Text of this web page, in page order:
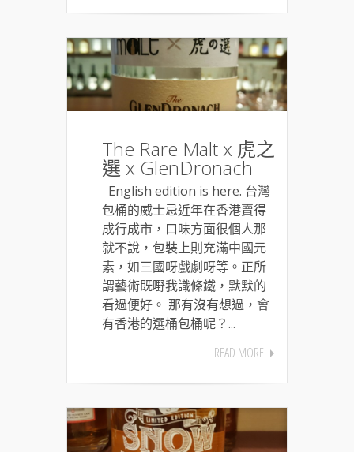
The Rare Malt x 虎之
選 x GlenDronach
English edition is here. 台灣
包桶的威士忌近年在香港賣得
成行成市，口味方面很個人那
就不說，包裝上則充滿中國元
素，如三國呀戲劇呀等。正所
謂藝術既嘢我識條鐵，默默的
看過便好。 那有沒有想過，會
有香港的選桶包桶呢？...
READ MORE